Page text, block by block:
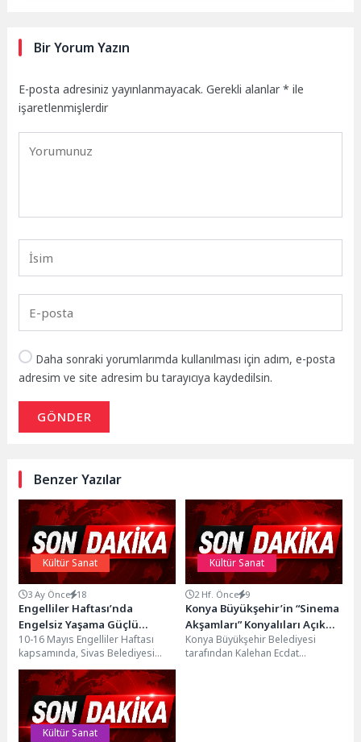
Bir Yorum Yazın
E-posta adresiniz yayınlanmayacak. Gerekli alanlar* ile
işaretlenmişlerdir
Daha sonraki yorumlarımda kullanılması için adım, e-posta
adresim ve site adresim bu tarayıcıya kaydedilsin.
GÖNDER
Benzer Yazılar
Kültür Sanat
3 Ay Önce 18
Engelliler Haftası’nda
Engelsiz Yaşama Güçlü
Destek…
10-16 Mayıs Engelliler Haftası
kapsamında, Sivas Belediyesi
tarafından Engelliler Kültür
Merkezi’nde yeni Engelsiz Hizmet
Aracının...
Kültür Sanat
2 Hf. Önce 9
Konya Büyükşehir’in “Sinema
Akşamları” Konyalıları Açık
Havada Buluşturuyor
Konya Büyükşehir Belediyesi
tarafından Kalehan Ecdat
Kültür Sanat